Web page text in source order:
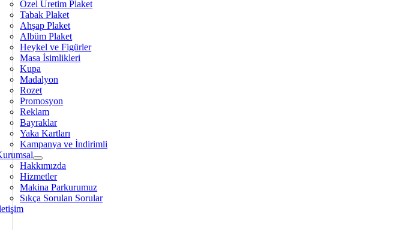
Özel Üretim Plaket
Tabak Plaket
Ahşap Plaket
Albüm Plaket
Heykel ve Figürler
Masa İsimlikleri
Kupa
Madalyon
Rozet
Promosyon
Reklam
Bayraklar
Yaka Kartları
Kampanya ve İndirimli
Hakkımızda
Hizmetler
Makina Parkurumuz
Sıkça Sorulan Sorular